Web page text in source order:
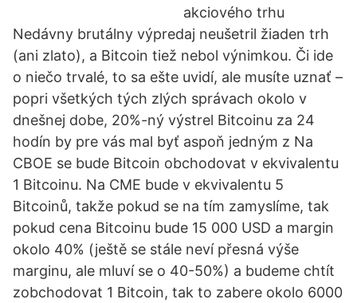
akciového trhu
Nedávny brutálny výpredaj neušetril žiaden trh
(ani zlato), a Bitcoin tiež nebol výnimkou. Či ide
o niečo trvalé, to sa ešte uvidí, ale musíte uznať –
popri všetkých tých zlých správach okolo v
dnešnej dobe, 20%-ný výstrel Bitcoinu za 24
hodín by pre vás mal byť aspoň jedným z Na
CBOE se bude Bitcoin obchodovat v ekvivalentu
1 Bitcoinu. Na CME bude v ekvivalentu 5
Bitcoinů, takže pokud se na tím zamyslíme, tak
pokud cena Bitcoinu bude 15 000 USD a margin
okolo 40% (ještě se stále neví přesná výše
marginu, ale mluví se o 40-50%) a budeme chtít
zobchodovat 1 Bitcoin, tak to zabere okolo 6000